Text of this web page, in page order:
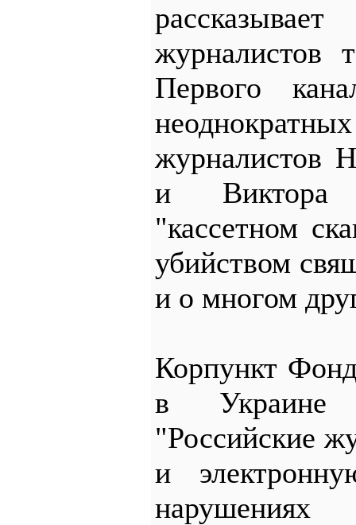
журналистов
Первого
журналистов
и Виктора
"кассетном
убийством
и о многом
Корпункт
в Украине
"Российские
и
нарушениях